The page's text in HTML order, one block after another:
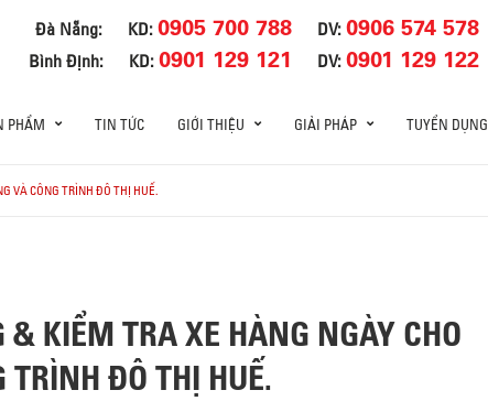
Đà Nẵng: KD:0905 700 788 DV:0906 574 578
Bình Định: KD:0901 129 121 DV:0901 129 122
PHẨM TIN TỨC GIỚI THIỆU GIẢI PHÁP TUYỂN DỤNG
VÀ CÔNG TRÌNH ĐÔ THỊ HUẾ.
KIỂM TRA XE HÀNG NGÀY CHO
TRÌNH ĐÔ THỊ HUẾ.